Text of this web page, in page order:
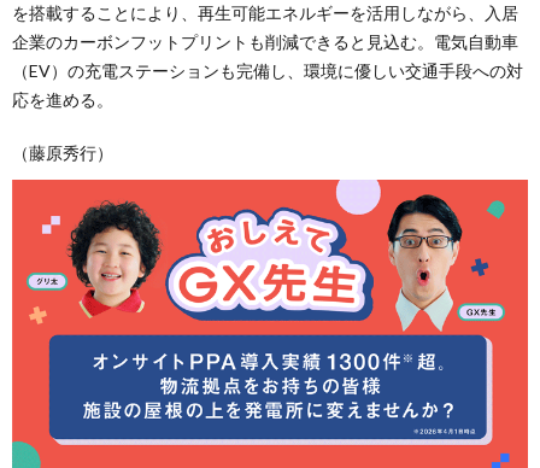
を搭載することにより、再生可能エネルギーを活用しながら、入居
企業のカーボンフットプリントも削減できると見込む。電気自動車
（EV）の充電ステーションも完備し、環境に優しい交通手段への対
応を進める。
（藤原秀行）